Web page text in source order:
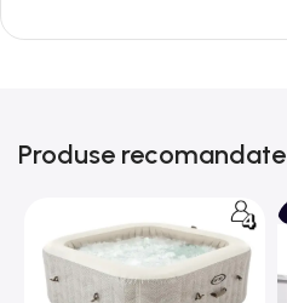
Produse recomandate